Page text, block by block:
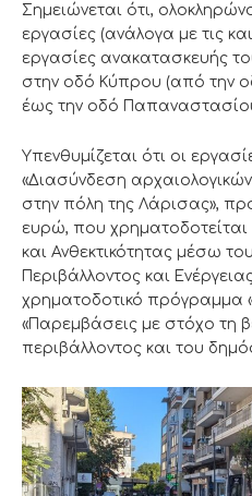
Σημειώνεται ότι,
εργασίες (ανάλογα με τις
εργασίες ανακατασκευής
στην οδό Κύπρου (από την
έως την οδό
Υπενθυμίζεται ότι οι
«Διασύνδεση
στην πόλη της Λάρισας»,
ευρώ, που
και Ανθεκτικότητας μέσω
Περιβάλλοντος και
χρηματοδοτικό πρόγραμμα
«Παρεμβάσεις με στόχο τη
περιβάλλοντος και του